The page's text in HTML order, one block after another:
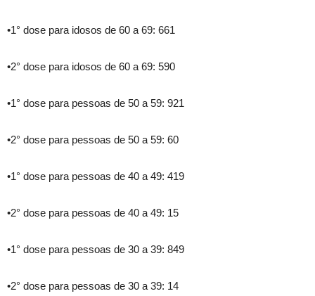
•1° dose para idosos de 60 a 69: 661
•2° dose para idosos de 60 a 69: 590
•1° dose para pessoas de 50 a 59: 921
•2° dose para pessoas de 50 a 59: 60
•1° dose para pessoas de 40 a 49: 419
•2° dose para pessoas de 40 a 49: 15
•1° dose para pessoas de 30 a 39: 849
•2° dose para pessoas de 30 a 39: 14